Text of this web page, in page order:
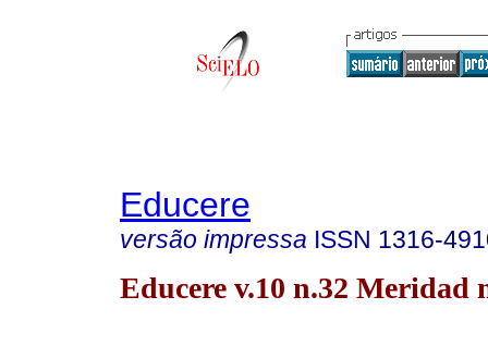
Educere
versão impressa ISSN 1316-
Educere v.10 n.32 Meridad